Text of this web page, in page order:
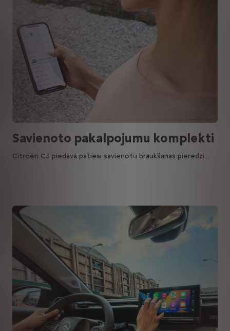
Savienoto pakalpojumu komplekti
Citroën C3 piedāvā patiesi savienotu braukšanas pieredzi...